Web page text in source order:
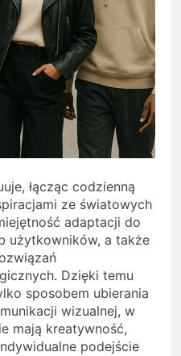
łącząc codzienną
ze światowych
adaptacji do
użytkowników, a także
Dzięki temu
sposobem ubierania
wizualnej, w
mają kreatywność,
podejście